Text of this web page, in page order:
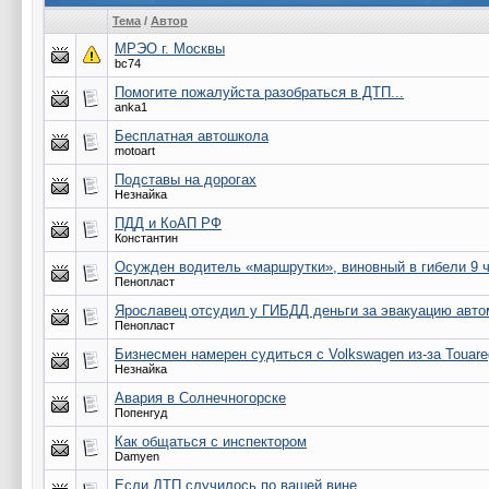
Тема / Автор
МРЭО г. Москвы
bc74
Помогите пожалуйста разобраться в ДТП...
anka1
Бесплатная автошкола
motoart
Подставы на дорогах
Незнайка
ПДД и КоАП РФ
Константин
Осужден водитель «маршрутки», виновный в гибели 9
Пенопласт
Ярославец отсудил у ГИБДД деньги за эвакуацию
Пенопласт
Бизнесмен намерен судиться с Volkswagen из-за
Незнайка
Авария в Солнечногорске
Попенгуд
Как общаться с инспектором
Damyen
Если ДТП случилось по вашей вине